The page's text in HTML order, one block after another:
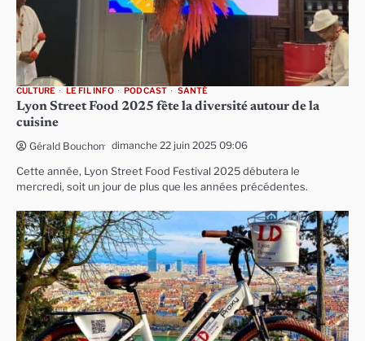
CULTURE LE FIL INFO PODCAST SANTÉ
Lyon Street Food 2025 fête la diversité autour de la
cuisine
Gérald Bouchon dimanche 22 juin 2025 09:06
Cette année, Lyon Street Food Festival 2025 débutera le
mercredi, soit un jour de plus que les années précédentes.